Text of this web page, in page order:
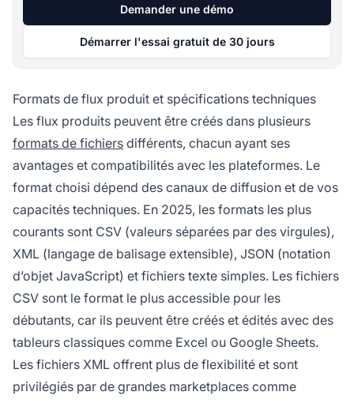
Demander une démo
Démarrer l'essai gratuit de 30 jours
Formats de flux produit et spécifications techniques
Les flux produits peuvent être créés dans plusieurs
formats de fichiers différents, chacun ayant ses
avantages et compatibilités avec les plateformes. Le
format choisi dépend des canaux de diffusion et de vos
capacités techniques. En 2025, les formats les plus
courants sont CSV (valeurs séparées par des virgules),
XML (langage de balisage extensible), JSON (notation
d’objet JavaScript) et fichiers texte simples. Les fichiers
CSV sont le format le plus accessible pour les
débutants, car ils peuvent être créés et édités avec des
tableurs classiques comme Excel ou Google Sheets.
Les fichiers XML offrent plus de flexibilité et sont
privilégiés par de grandes marketplaces comme